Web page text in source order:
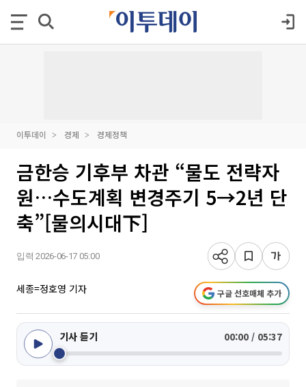
이투데이 경제 경제정책
금한승 기후부 차관 “물도 전략자
원…수도계획 변경주기 5→2년 단
축”[물의시대下]
입력 2026-06-17 05:00
세종=정호영 기자 구글 선호매체 추가
기사 듣기 00:00 / 05:37